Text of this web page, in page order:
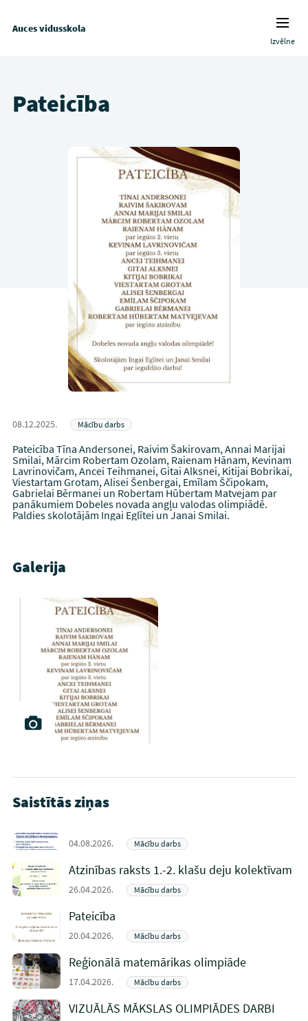
Auces vidusskola
Izvēlne
Pateicība
08.12.2025. Mācību darbs
Pateicība Tīna Andersonei, Raivim Šakirovam, Annai Marijai
Smilai, Mārcim Robertam Ozolam, Raienam Hānam, Kevinam
Lavrinovičam, Ancei Teihmanei, Gitai Alksnei, Kitijai Bobrikai,
Viestartam Grotam, Alisei Šenbergai, Emīlam Ščipokam,
Gabrielai Bērmanei un Robertam Hūbertam Matvejam par
panākumiem Dobeles novada angļu valodas olimpiādē.
Paldies skolotājām Ingai Eglītei un Janai Smilai.
Galerija
Saistītās ziņas
04.08.2026. Mācību darbs
Atzinības raksts 1.-2. klašu deju kolektīvam
26.04.2026. Mācību darbs
Pateicība
20.04.2026. Mācību darbs
Reģionālā matemārikas olimpiāde
17.04.2026. Mācību darbs
VIZUĀLĀS MĀKSLAS OLIMPIĀDES DARBI